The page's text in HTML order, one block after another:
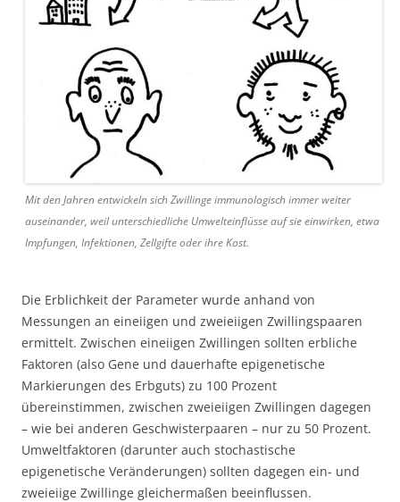
Mit den Jahren entwickeln sich Zwillinge immunologisch immer weiter
auseinander, weil unterschiedliche Umwelteinflüsse auf sie einwirken, etwa
Impfungen, Infektionen, Zellgifte oder ihre Kost.
Die Erblichkeit der Parameter wurde anhand von
Messungen an eineiigen und zweieiigen Zwillingspaaren
ermittelt. Zwischen eineiigen Zwillingen sollten erbliche
Faktoren (also Gene und dauerhafte epigenetische
Markierungen des Erbguts) zu 100 Prozent
übereinstimmen, zwischen zweieiigen Zwillingen dagegen
– wie bei anderen Geschwisterpaaren – nur zu 50 Prozent.
Umweltfaktoren (darunter auch stochastische
epigenetische Veränderungen) sollten dagegen ein- und
zweieiige Zwillinge gleichermaßen beeinflussen.